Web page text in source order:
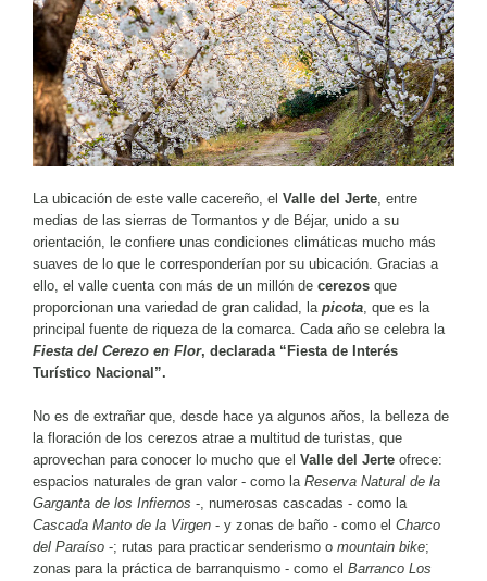
La ubicación de este valle cacereño, el Valle del Jerte, entre
medias de las sierras de Tormantos y de Béjar, unido a su
orientación, le confiere unas condiciones climáticas mucho más
suaves de lo que le corresponderían por su ubicación. Gracias a
ello, el valle cuenta con más de un millón de cerezos que
proporcionan una variedad de gran calidad, la picota, que es la
principal fuente de riqueza de la comarca. Cada año se celebra la
Fiesta del Cerezo en Flor, declarada “Fiesta de Interés
Turístico Nacional”.
No es de extrañar que, desde hace ya algunos años, la belleza de
la floración de los cerezos atrae a multitud de turistas, que
aprovechan para conocer lo mucho que el Valle del Jerte ofrece:
espacios naturales de gran valor - como la Reserva Natural de la
Garganta de los Infiernos -, numerosas cascadas - como la
Cascada Manto de la Virgen - y zonas de baño - como el Charco
del Paraíso -; rutas para practicar senderismo o mountain bike;
zonas para la práctica de barranquismo - como el Barranco Los